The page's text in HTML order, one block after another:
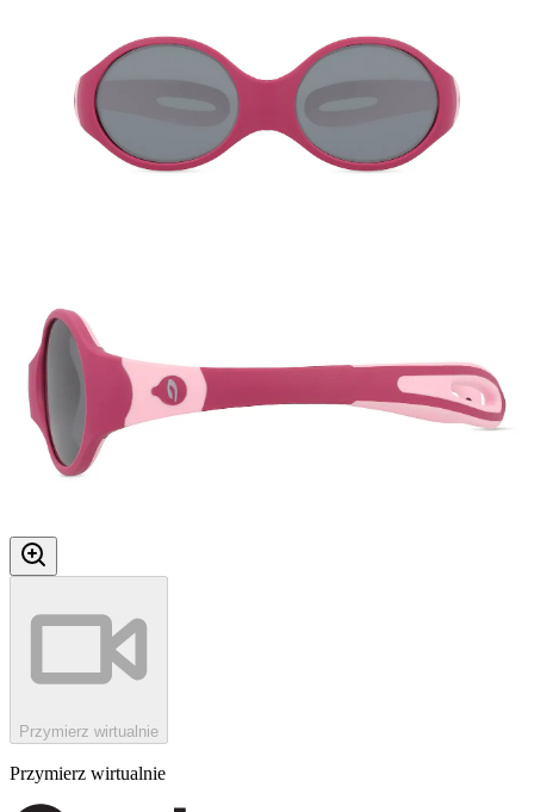
Przymierz wirtualnie
Przymierz wirtualnie